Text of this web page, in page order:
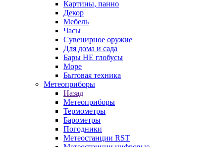
Картины, панно
Декор
Мебель
Часы
Сувенирное оружие
Для дома и сада
Бары НЕ глобусы
Море
Бытовая техника
Метеоприборы
Назад
Метеоприборы
Термометры
Барометры
Погодники
Метеостанции RST